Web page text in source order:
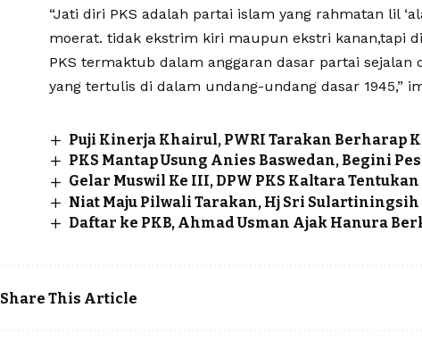
“Jati diri PKS adalah partai islam yang rahmatan lil
moerat. tidak ekstrim kiri maupun ekstri kanan,tapi
PKS termaktub dalam anggaran dasar partai sejalan
yang tertulis di dalam undang-undang dasar 1945,”
Puji Kinerja Khairul, PWRI Tarakan Berharap
PKS Mantap Usung Anies Baswedan, Begini
Gelar Muswil Ke III, DPW PKS Kaltara
Niat Maju Pilwali Tarakan, Hj Sri Sulartiningsih
Daftar ke PKB, Ahmad Usman Ajak Hanura
Share This Article